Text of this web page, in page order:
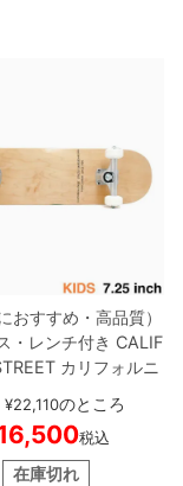
おすすめ・高品質）
・レンチ付き CALIF
カリフォルニ
ト
ボード完成品（子供
CLEAR MINI 7.2
トボード スケボー
¥22,110のところ
税込
在庫切れ